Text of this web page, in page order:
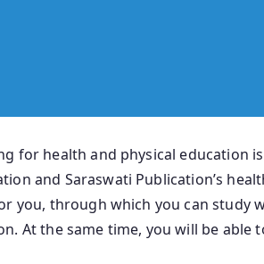
for health and physical education
and Saraswati Publication’s
you, through which you can study
At the same time, you will be able